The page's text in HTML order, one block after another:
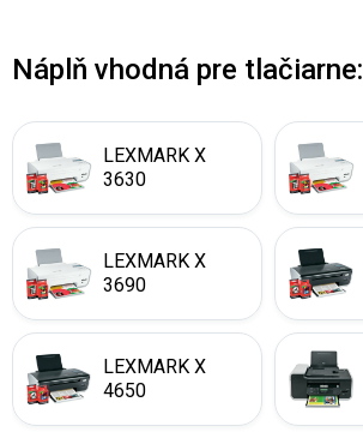
Náplň vhodná pre tlačiarne:
LEXMARK X
3630
LEXMARK X
3690
LEXMARK X
4650